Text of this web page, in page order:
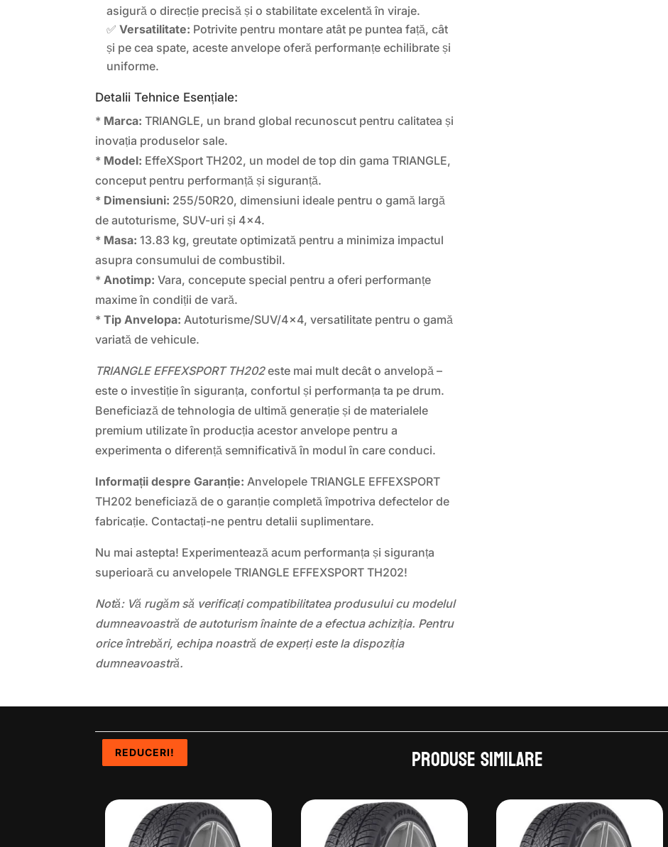
asigură o direcție precisă și o stabilitate excelentă în viraje.
✅Versatilitate: Potrivite pentru montare atât pe puntea față, cât
și pe cea spate, aceste anvelope oferă performanțe echilibrate și
uniforme.
Detalii Tehnice Esențiale:
* Marca: TRIANGLE, un brand global recunoscut pentru calitatea și
inovația produselor sale.
* Model: EffeXSport TH202, un model de top din gama TRIANGLE,
conceput pentru performanță și siguranță.
* Dimensiuni: 255/50R20, dimensiuni ideale pentru o gamă largă
de autoturisme, SUV-uri și 4×4.
* Masa: 13.83 kg, greutate optimizată pentru a minimiza impactul
asupra consumului de combustibil.
* Anotimp: Vara, concepute special pentru a oferi performanțe
maxime în condiții de vară.
*Tip Anvelopa: Autoturisme/SUV/4×4, versatilitate pentru o gamă
variată de vehicule.
TRIANGLE EFFEXSPORT TH202este mai mult decât o anvelopă –
este o investiție în siguranța, confortul și performanța ta pe drum.
Beneficiază de tehnologia de ultimă generație și de materialele
premium utilizate în producția acestor anvelope pentru a
experimenta o diferență semnificativă în modul în care conduci.
Informații despre Garanție: Anvelopele TRIANGLE EFFEXSPORT
TH202 beneficiază de o garanție completă împotriva defectelor de
fabricație. Contactați-ne pentru detalii suplimentare.
Nu mai astepta! Experimentează acum performanța și siguranța
superioară cu anvelopele TRIANGLE EFFEXSPORT TH202!
Notă: Vă rugăm să verificați compatibilitatea produsului cu modelul
dumneavoastră de autoturism înainte de a efectua achiziția. Pentru
orice întrebări, echipa noastră de experți este la dispoziția
dumneavoastră.
Produse similare
REDUCERI!
REDUCERI!
REDUCERI!
REDUCERI!